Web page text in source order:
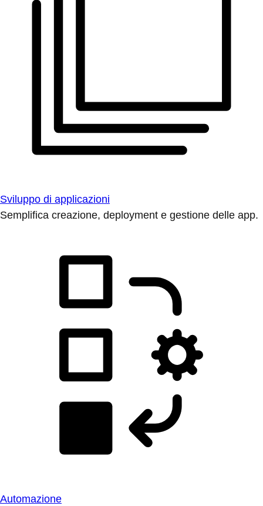
Sviluppo di applicazioni
Semplifica creazione, deployment e gestione delle app.
Automazione